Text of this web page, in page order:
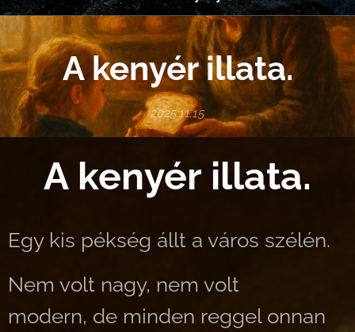
A kenyér illata.
2025.11.15
A kenyér illata.
Egy kis pékség állt a város szélén.
Nem volt nagy, nem volt
modern, de minden reggel onnan